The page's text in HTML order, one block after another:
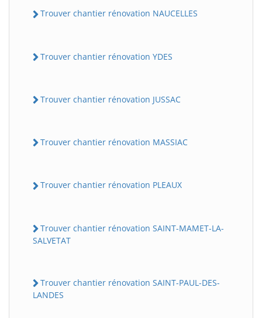
Trouver chantier rénovation NAUCELLES
Trouver chantier rénovation YDES
Trouver chantier rénovation JUSSAC
Trouver chantier rénovation MASSIAC
Trouver chantier rénovation PLEAUX
Trouver chantier rénovation SAINT-MAMET-LA-
SALVETAT
Trouver chantier rénovation SAINT-PAUL-DES-
LANDES